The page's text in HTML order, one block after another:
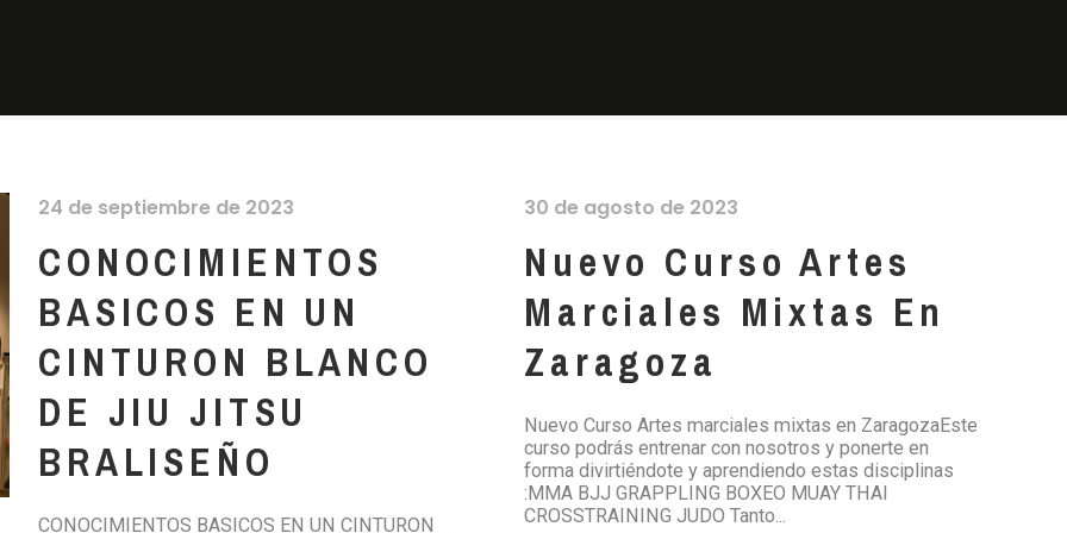
24 de septiembre de 2023
CONOCIMIENTOS
BASICOS EN UN
CINTURON BLANCO
DE JIU JITSU
BRALISEÑO
CONOCIMIENTOS BASICOS EN UN CINTURON
30 de agosto de 2023
Nuevo Curso Artes
Marciales Mixtas En
Zaragoza
Nuevo Curso Artes marciales mixtas en ZaragozaEste
curso podrás entrenar con nosotros y ponerte en
forma divirtiéndote y aprendiendo estas disciplinas
:MMA BJJ GRAPPLING BOXEO MUAY THAI
CROSSTRAINING JUDO Tanto...